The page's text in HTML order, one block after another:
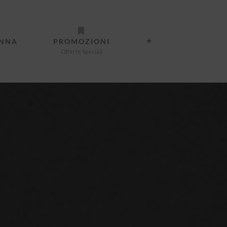
PROMOZIONI
Offerte Speciali